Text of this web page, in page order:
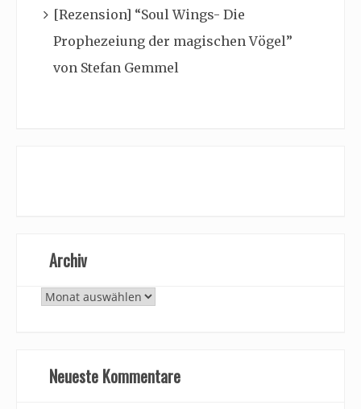
[Rezension] “Soul Wings- Die
Prophezeiung der magischen Vögel”
von Stefan Gemmel
Archiv
Archiv
Neueste Kommentare